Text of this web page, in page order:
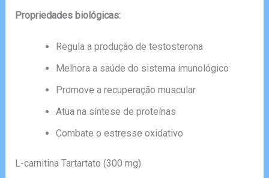
Propriedades biológicas:
Regula a produção de testosterona
Melhora a saúde do sistema imunológico
Promove a recuperação muscular
Atua na síntese de proteínas
Combate o estresse oxidativo
L-carnitina Tartartato (300 mg)